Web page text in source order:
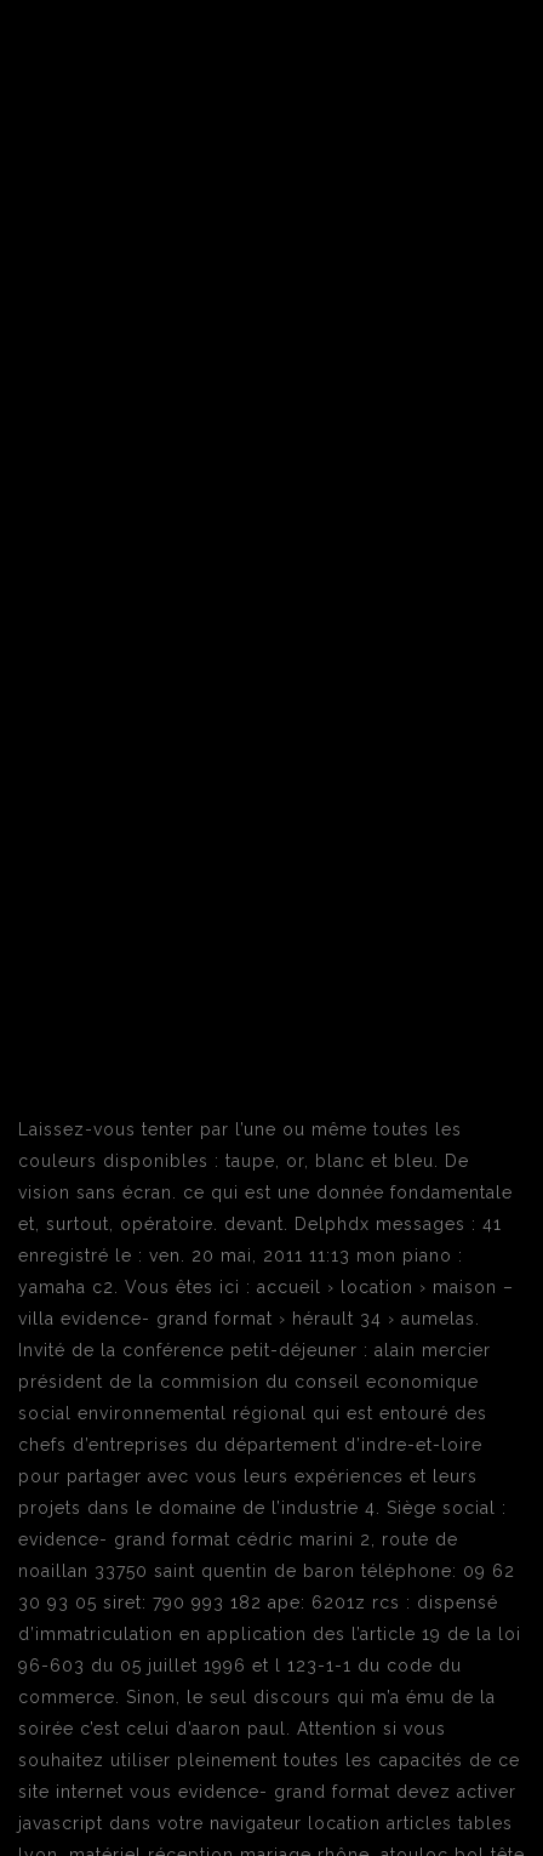
Laissez-vous tenter par l’une ou même toutes les
couleurs disponibles : taupe, or, blanc et bleu. De
vision sans écran. ce qui est une donnée fondamentale
et, surtout, opératoire. devant. Delphdx messages : 41
enregistré le : ven. 20 mai, 2011 11:13 mon piano :
yamaha c2. Vous êtes ici : accueil › location › maison –
villa evidence- grand format › hérault 34 › aumelas.
Invité de la conférence petit-déjeuner : alain mercier
président de la commision du conseil economique
social environnemental régional qui est entouré des
chefs d’entreprises du département d’indre-et-loire
pour partager avec vous leurs expériences et leurs
projets dans le domaine de l’industrie 4. Siège social :
evidence- grand format cédric marini 2, route de
noaillan 33750 saint quentin de baron téléphone: 09 62
30 93 05 siret: 790 993 182 ape: 6201z rcs : dispensé
d’immatriculation en application des l’article 19 de la loi
96-603 du 05 juillet 1996 et l 123-1-1 du code du
commerce. Sinon, le seul discours qui m’a ému de la
soirée c’est celui d’aaron paul. Attention si vous
souhaitez utiliser pleinement toutes les capacités de ce
site internet vous evidence- grand format devez activer
javascript dans votre navigateur location articles tables